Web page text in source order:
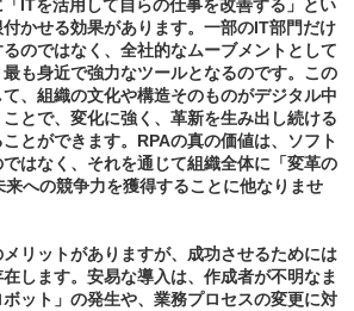
ITを活用して自らの仕事を改善する」とい
かせる効果があります。一部のIT部門だけ
のではなく、全社的なムーブメントとして
も身近で強力なツールとなるのです。この
、組織の文化や構造そのものがデジタル中
とで、変化に強く、革新を生み出し続ける
とができます。RPAの真の価値は、ソフト
はなく、それを通じて組織全体に「変革の
への競争力を獲得することに他なりませ
リットがありますが、成功させるためには
します。安易な導入は、作成者が不明なま
ット」の発生や、業務プロセスの変更に対